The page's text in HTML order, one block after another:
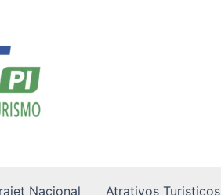
Nacional Atrativos Turisticos